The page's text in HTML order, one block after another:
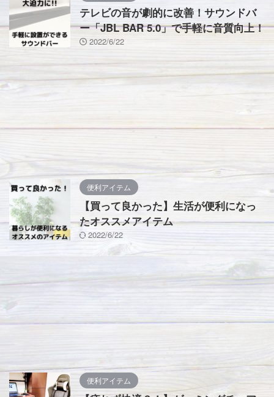
テレビの音が劇的に改善！サウンドバ
ー「JBL BAR 5.0」で手軽に音質向上！
2022/6/22
便利アイテム
【買って良かった】生活が便利になっ
たオススメアイテム
2022/6/22
便利アイテム